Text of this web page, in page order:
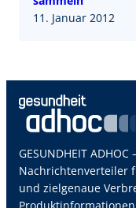
11. Januar 2012
GESUNDHEIT
Nachrichtenverteiler
und zielgenaue